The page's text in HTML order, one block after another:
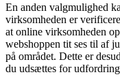
En anden valgmulighed
virksomheden er
at online virksomheden
webshoppen tit ses til af
på området. Dette er
du udsættes for